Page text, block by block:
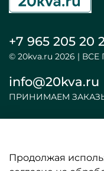
ООО «АКБ и ИБП»
+7 965 205 20
© 20kva.ru 2026 |
info@20kva.ru
ПРИНИМАЕМ
Продолжая